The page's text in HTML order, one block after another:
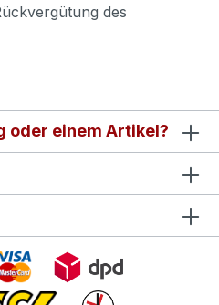
des
oder einem Artikel?